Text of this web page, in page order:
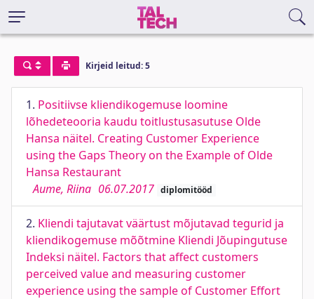
Kirjeid leitud: 5
1. Positiivse kliendikogemuse loomine
lõhedeteooria kaudu toitlustusasutuse Olde
Hansa näitel. Creating Customer Experience
using the Gaps Theory on the Example of Olde
Hansa Restaurant
Aume, Riina 06.07.2017 diplomitööd
2. Kliendi tajutavat väärtust mõjutavad tegurid ja
kliendikogemuse mõõtmine Kliendi Jõupingutuse
Indeksi näitel. Factors that affect customers
perceived value and measuring customer
experience using the sample of Customer Effort